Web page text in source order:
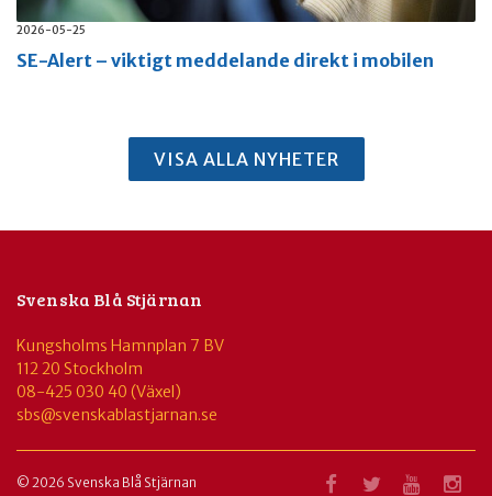
2026-05-25
SE-Alert – viktigt meddelande direkt i mobilen
VISA ALLA NYHETER
Svenska Blå Stjärnan
Kungsholms Hamnplan 7 BV
112 20 Stockholm
08-425 030 40 (Växel)
sbs@svenskablastjarnan.se
© 2026 Svenska Blå Stjärnan